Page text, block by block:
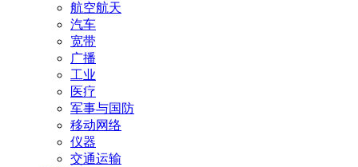
航空航天
汽车
宽带
广播
工业
医疗
军事与国防
移动网络
仪器
交通运输